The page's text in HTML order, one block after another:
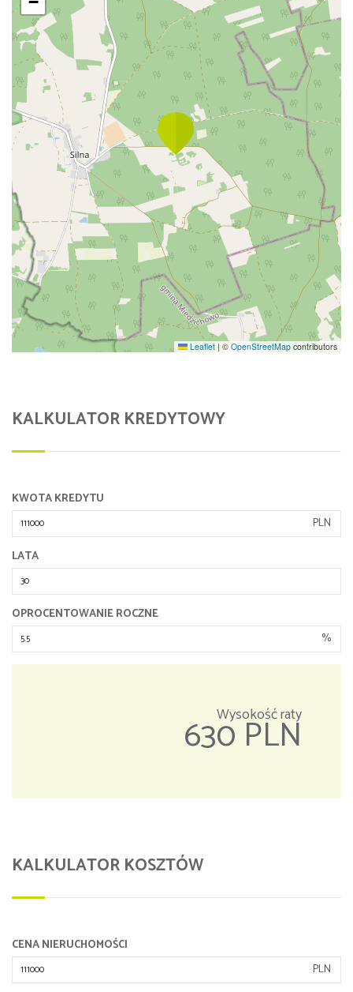
Leaflet | © OpenStreetMap contributors
KALKULATOR KREDYTOWY
KWOTA KREDYTU
PLN
LATA
OPROCENTOWANIE ROCZNE
%
Wysokość raty
630 PLN
KALKULATOR KOSZTÓW
CENA NIERUCHOMOŚCI
PLN